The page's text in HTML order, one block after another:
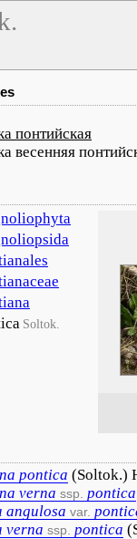
понтийская
весенняя
Soltok.
pontica (Soltok.)
verna ssp. pontica
angulosa var.
verna ssp. pontica